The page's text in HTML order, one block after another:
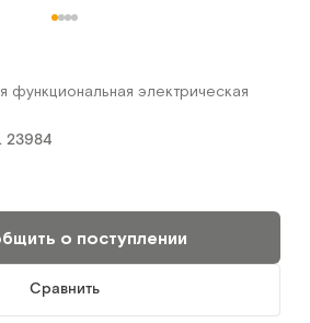
функциональная электрическая
23984
о поступлении
Сравнить